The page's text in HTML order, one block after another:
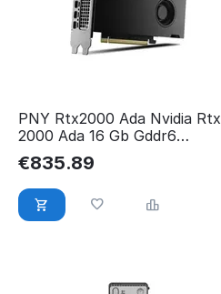
PNY Rtx2000 Ada Nvidia Rtx
2000 Ada 16 Gb Gddr6
VCNRTX2000ADA-SB
€835.89